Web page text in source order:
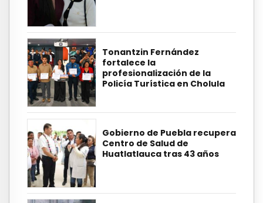
Tonantzin Fernández
fortalece la
profesionalización de la
Policía Turística en Cholula
Gobierno de Puebla recupera
Centro de Salud de
Huatlatlauca tras 43 años